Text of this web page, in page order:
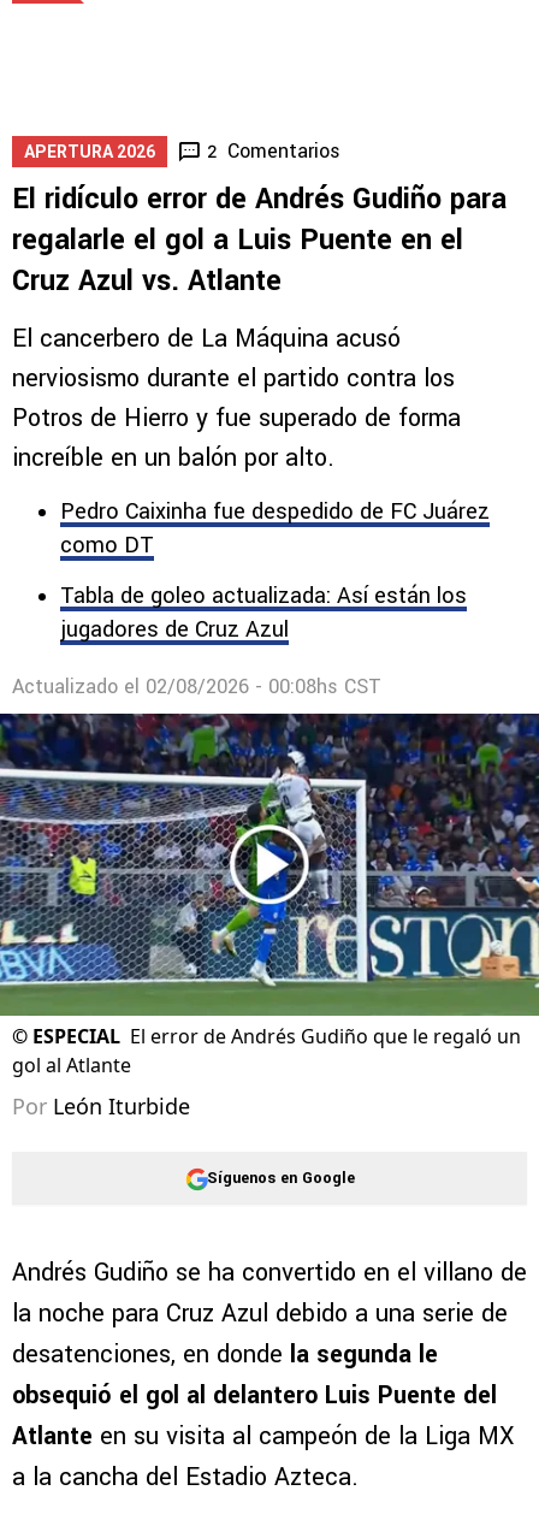
APERTURA 2026 2 Comentarios
El ridículo error de Andrés Gudiño para
regalarle el gol a Luis Puente en el
Cruz Azul vs. Atlante
El cancerbero de La Máquina acusó
nerviosismo durante el partido contra los
Potros de Hierro y fue superado de forma
increíble en un balón por alto.
Pedro Caixinha fue despedido de FC Juárez
como DT
Tabla de goleo actualizada: Así están los
jugadores de Cruz Azul
Actualizado el 02/08/2026 - 00:08hs CST
© ESPECIAL El error de Andrés Gudiño que le regaló un
gol al Atlante
Por León Iturbide
Síguenos en Google
Andrés Gudiño se ha convertido en el villano de
la noche para Cruz Azul debido a una serie de
desatenciones, en donde la segunda le
obsequió el gol al delantero Luis Puente del
Atlante en su visita al campeón de la Liga MX
a la cancha del Estadio Azteca.